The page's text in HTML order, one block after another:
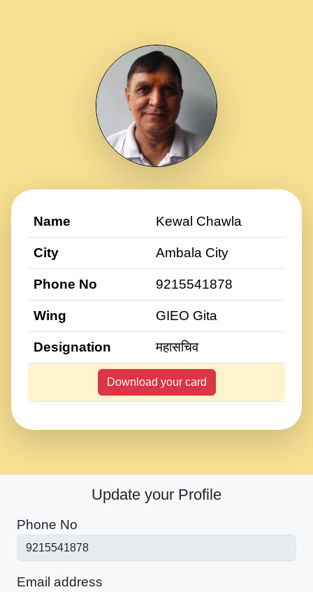
Name Kewal Chawla
City Ambala City
Phone No 9215541878
Wing GIEO Gita
Designation महासचिव
Download your card
Update your Profile
Phone No
Email address